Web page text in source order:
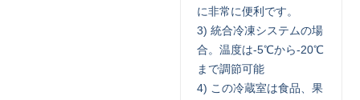
に非常に便利です。
3) 統合冷凍システムの場
合。温度は-5℃から-20℃
まで調節可能
4) この冷蔵室は食品、果